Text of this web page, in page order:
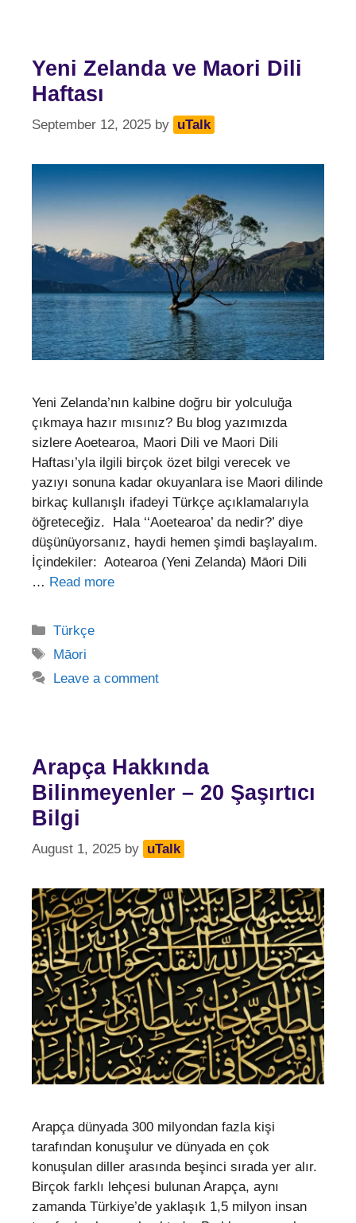
Yeni Zelanda ve Maori Dili
Haftası
September 12, 2025 by uTalk
Yeni Zelanda’nın kalbine doğru bir yolculuğa
çıkmaya hazır mısınız? Bu blog yazımızda
sizlere Aoetearoa, Maori Dili ve Maori Dili
Haftası’yla ilgili birçok özet bilgi verecek ve
yazıyı sonuna kadar okuyanlara ise Maori dilinde
birkaç kullanışlı ifadeyi Türkçe açıklamalarıyla
öğreteceğiz. Hala ‘‘Aoetearoa’ da nedir?’ diye
düşünüyorsanız, haydi hemen şimdi başlayalım.
İçindekiler: Aotearoa (Yeni Zelanda) Māori Dili
… Read more
Categories
Türkçe
Tags
Māori
Leave a comment
Arapça Hakkında
Bilinmeyenler – 20 Şaşırtıcı
Bilgi
August 1, 2025 by uTalk
Arapça dünyada 300 milyondan fazla kişi
tarafından konuşulur ve dünyada en çok
konuşulan diller arasında beşinci sırada yer alır.
Birçok farklı lehçesi bulunan Arapça, aynı
zamanda Türkiye’de yaklaşık 1,5 milyon insan